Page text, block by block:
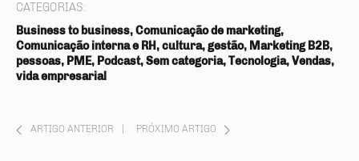
CATEGORIAS:
Business to business, Comunicação de marketing,
Comunicação interna e RH, cultura, gestão, Marketing B2B,
pessoas, PME, Podcast, Sem categoria, Tecnologia, Vendas,
vida empresarial
ARTIGO ANTERIOR PRÓXIMO ARTIGO